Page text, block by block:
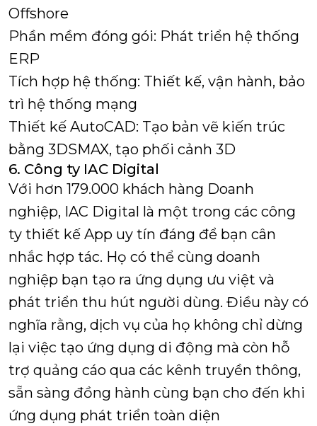
Offshore
Phần mềm đóng gói: Phát triển hệ thống
ERP
Tích hợp hệ thống: Thiết kế, vận hành, bảo
trì hệ thống mạng
Thiết kế AutoCAD: Tạo bản vẽ kiến trúc
bằng 3DSMAX, tạo phối cảnh 3D
6. Công ty IAC Digital
Với hơn 179.000 khách hàng Doanh
nghiệp, IAC Digital là một trong các công
ty thiết kế App uy tín đáng để bạn cân
nhắc hợp tác. Họ có thể cùng doanh
nghiệp bạn tạo ra ứng dụng ưu việt và
phát triển thu hút người dùng. Điều này có
nghĩa rằng, dịch vụ của họ không chỉ dừng
lại việc tạo ứng dụng di động mà còn hỗ
trợ quảng cáo qua các kênh truyền thông,
sẵn sàng đồng hành cùng bạn cho đến khi
ứng dụng phát triển toàn diện